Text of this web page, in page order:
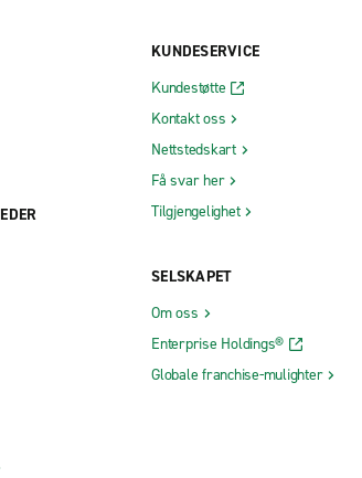
KUNDESERVICE
Kundestøtte
Kontakt oss
Nettstedskart
Få svar her
Tilgjengelighet
SELSKAPET
Om oss
Enterprise Holdings®
Globale franchise-mulighter